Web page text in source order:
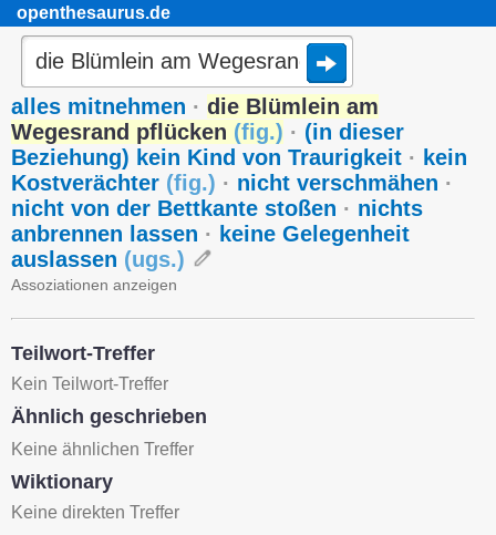
openthesaurus.de
alles mitnehmen · die Blümlein am
Wegesrand pflücken (fig.) · (in dieser
Beziehung) kein Kind von Traurigkeit · kein
Kostverächter (fig.) · nicht verschmähen ·
nicht von der Bettkante stoßen · nichts
anbrennen lassen · keine Gelegenheit
auslassen (ugs.)
Assoziationen anzeigen
Teilwort-Treffer
Kein Teilwort-Treffer
Ähnlich geschrieben
Keine ähnlichen Treffer
Wiktionary
Keine direkten Treffer